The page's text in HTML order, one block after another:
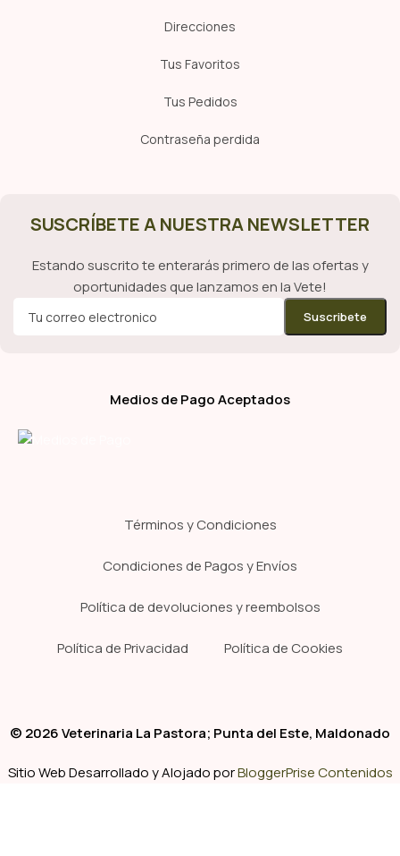
Direcciones
Tus Favoritos
Tus Pedidos
Contraseña perdida
SUSCRÍBETE A NUESTRA NEWSLETTER
Estando suscrito te enterarás primero de las ofertas y
oportunidades que lanzamos en la Vete!
Medios de Pago Aceptados
Términos y Condiciones
Condiciones de Pagos y Envíos
Política de devoluciones y reembolsos
Política de Privacidad Política de Cookies
© 2026 Veterinaria La Pastora; Punta del Este, Maldonado
Sitio Web Desarrollado y Alojado porBloggerPrise Contenidos